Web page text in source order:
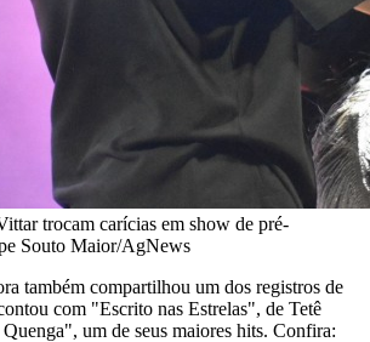
trocam carícias em show de pré-
Souto Maior/AgNews
também compartilhou um dos registros de
com "Escrito nas Estrelas", de Tetê
um de seus maiores hits. Confira: